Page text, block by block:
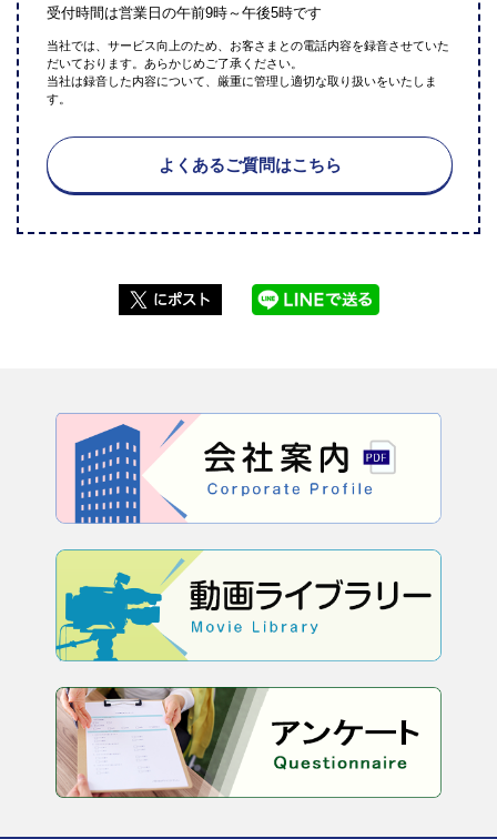
受付時間は営業日の午前9時～午後5時です
当社では、サービス向上のため、お客さまとの電話内容を録音させていた
だいております。あらかじめご了承ください。
当社は録音した内容について、厳重に管理し適切な取り扱いをいたしま
す。
よくあるご質問はこちら